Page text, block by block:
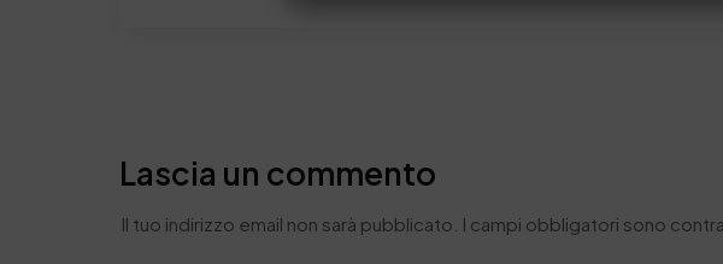
Lascia un commento
Il tuo indirizzo email non sarà pubblicato. I campi obbligatori sono